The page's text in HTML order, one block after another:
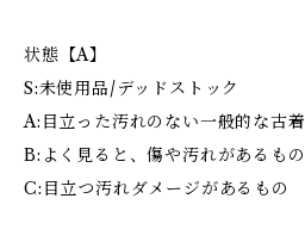
状態【A】
S:未使用品/デッドストック
A:目立った汚れのない一般的な古着
B:よく見ると、傷や汚れがあるもの
C:目立つ汚れダメージがあるもの